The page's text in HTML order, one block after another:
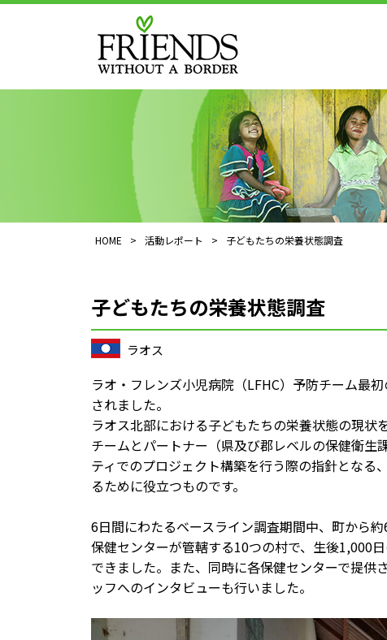
HOME > 活動レポート > 子どもたちの栄養状態調査
子どもたちの栄養状態調査
ラオス
ラオ・フレンズ小児病院（LFHC）予防チーム最
されました。
ラオス北部における子どもたちの栄養状態の現
チームとパートナー（県及び郡レベルの保健衛
ティでのプロジェクト構築を行う際の指針とな
るために役立つものです。
6日間にわたるベースライン調査期間中、町から
保健センターが管轄する10つの村で、生後1,000
できました。また、同時に各保健センターで提供
ッフへのインタビューも行いました。